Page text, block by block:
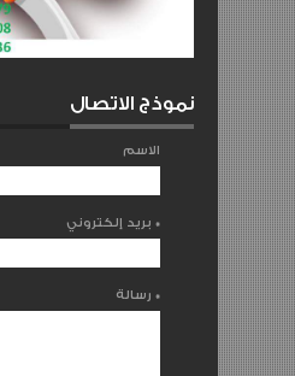
نموذج الاتصال
الاسم
*
*